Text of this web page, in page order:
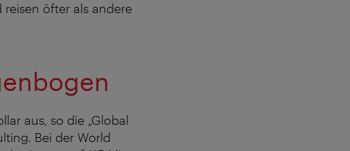
öfter als andere
aus, so die „Global
Bei der World